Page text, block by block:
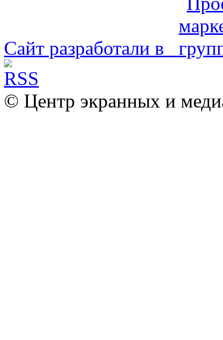
Сайт разработали в
© Центр экранных и